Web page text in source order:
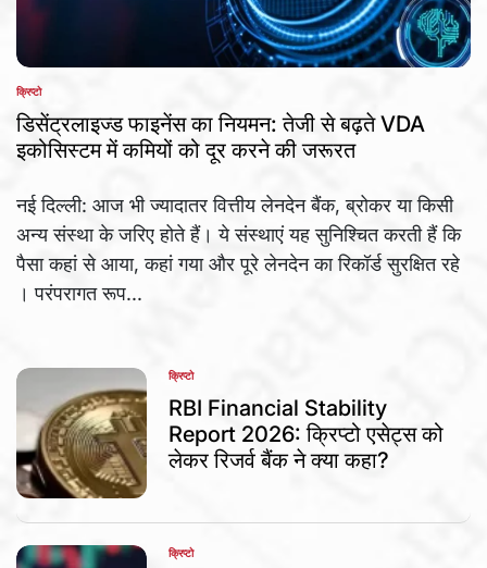
POSTED
IN
क्रिप्टो
डिसेंट्रलाइज्ड फाइनेंस का नियमन: तेजी से बढ़ते VDA
इकोसिस्टम में कमियों को दूर करने की जरूरत
नई दिल्ली: आज भी ज्यादातर वित्तीय लेनदेन बैंक, ब्रोकर या किसी
अन्य संस्था के जरिए होते हैं। ये संस्थाएं यह सुनिश्चित करती हैं कि
पैसा कहां से आया, कहां गया और पूरे लेनदेन का रिकॉर्ड सुरक्षित रहे
। परंपरागत रूप...
POSTED
IN
क्रिप्टो
RBI Financial Stability
Report 2026: क्रिप्टो एसेट्स को
लेकर रिजर्व बैंक ने क्या कहा?
POSTED
क्रिप्टो